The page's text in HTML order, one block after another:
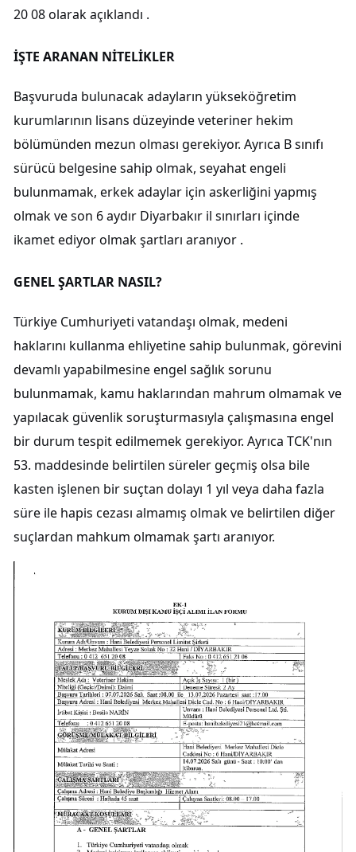
20 08 olarak açıklandı .
İŞTE ARANAN NİTELİKLER
Başvuruda bulunacak adayların yükseköğretim
kurumlarının lisans düzeyinde veteriner hekim
bölümünden mezun olması gerekiyor. Ayrıca B sınıfı
sürücü belgesine sahip olmak, seyahat engeli
bulunmamak, erkek adaylar için askerliğini yapmış
olmak ve son 6 aydır Diyarbakır il sınırları içinde
ikamet ediyor olmak şartları aranıyor .
GENEL ŞARTLAR NASIL?
Türkiye Cumhuriyeti vatandaşı olmak, medeni
haklarını kullanma ehliyetine sahip bulunmak, görevini
devamlı yapabilmesine engel sağlık sorunu
bulunmamak, kamu haklarından mahrum olmamak ve
yapılacak güvenlik soruşturmasıyla çalışmasına engel
bir durum tespit edilmemek gerekiyor. Ayrıca TCK'nın
53. maddesinde belirtilen süreler geçmiş olsa bile
kasten işlenen bir suçtan dolayı 1 yıl veya daha fazla
süre ile hapis cezası almamış olmak ve belirtilen diğer
suçlardan mahkum olmamak şartı aranıyor.